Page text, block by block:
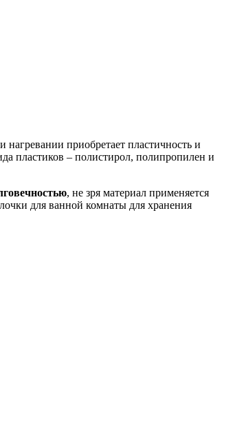
приобретает пластичность и
пластиков – полистирол, полипропилен и
, не зря материал применяется
для ванной комнаты для хранения